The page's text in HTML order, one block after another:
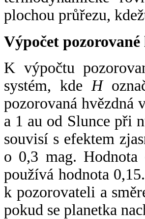
plochou průřezu,
Výpočet
K výpočtu
systém, kde H
pozorovaná hvězdná
a 1 au od Slunce při
souvisí s efektem
o 0,3 mag. Hodnota
používá hodnota
k pozorovateli a
pokud se planetka